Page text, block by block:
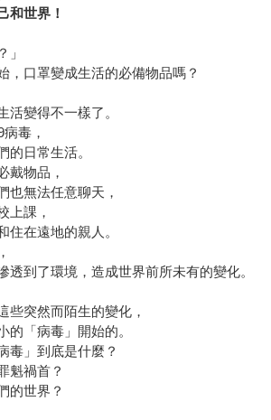
和世界！
」
，口罩變成生活的必備物品嗎？
活變得不一樣了。
毒，
的日常生活。
戴物品，
也無法任意聊天，
上課，
住在遠地的親人。
透到了環境，造成世界前所未有的變化。
些突然而陌生的變化，
的「病毒」開始的。
毒」到底是什麼？
魁禍首？
的世界？